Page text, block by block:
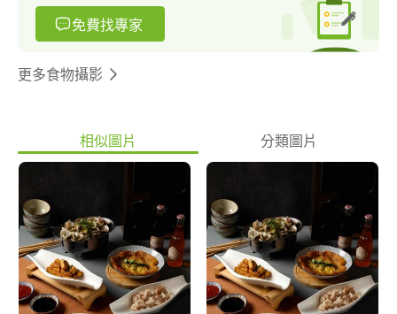
免費找專家
更多食物攝影
相似圖片 分類圖片